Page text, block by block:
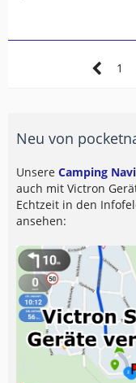
1
Neu von
Unsere Camping
auch mit Victron
Echtzeit in den
ansehen: